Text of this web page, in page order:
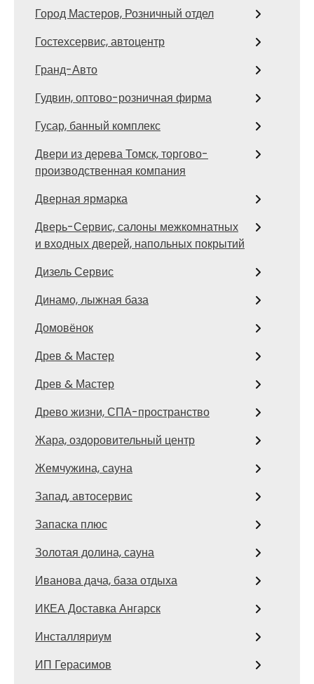
Город Мастеров, Розничный отдел
Гостехсервис, автоцентр
Гранд-Авто
Гудвин, оптово-розничная фирма
Гусар, банный комплекс
Двери из дерева Томск, торгово-
производственная компания
Дверная ярмарка
Дверь-Сервис, салоны межкомнатных
и входных дверей, напольных покрытий
Дизель Сервис
Динамо, лыжная база
Домовёнок
Древ & Мастер
Древ & Мастер
Древо жизни, СПА-пространство
Жара, оздоровительный центр
Жемчужина, сауна
Запад, автосервис
Запаска плюс
Золотая долина, сауна
Иванова дача, база отдыха
ИКЕА Доставка Ангарск
Инсталляриум
ИП Герасимов